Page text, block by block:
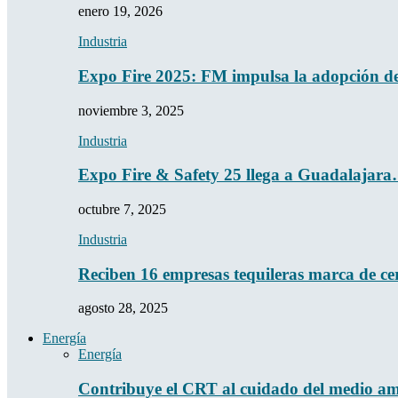
enero 19, 2026
Industria
Expo Fire 2025: FM impulsa la adopción
noviembre 3, 2025
Industria
Expo Fire & Safety 25 llega a
octubre 7, 2025
Industria
Reciben 16 empresas tequileras marca de
agosto 28, 2025
Energía
Energía
Contribuye el CRT al cuidado del medio